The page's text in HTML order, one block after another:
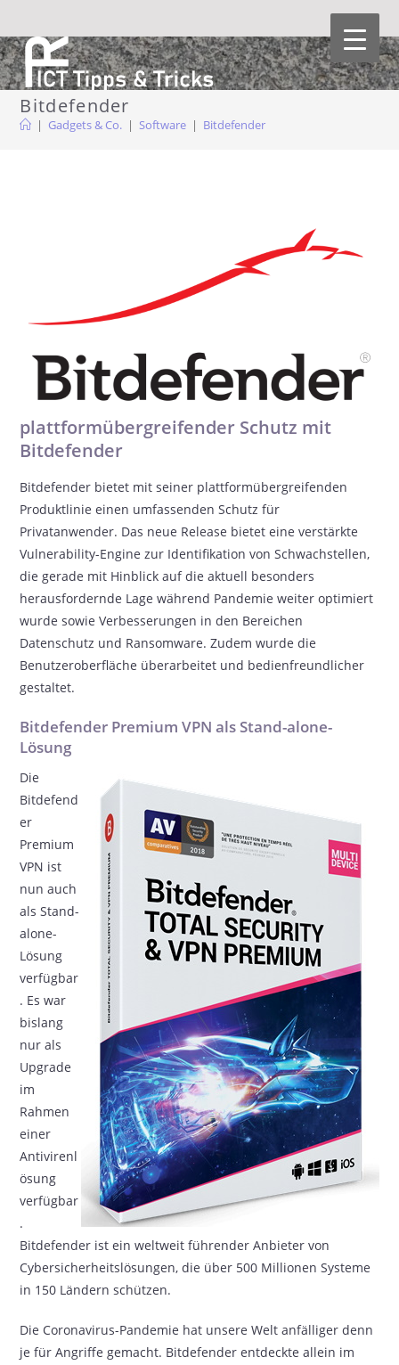
Inhalt
springen
Bitdefender
| Gadgets & Co. | Software | Bitdefender
plattformübergreifender Schutz mit
Bitdefender
Bitdefender bietet mit seiner plattformübergreifenden
Produktlinie einen umfassenden Schutz für
Privatanwender. Das neue Release bietet eine verstärkte
Vulnerability-Engine zur Identifikation von Schwachstellen,
die gerade mit Hinblick auf die aktuell besonders
herausfordernde Lage während Pandemie weiter optimiert
wurde sowie Verbesserungen in den Bereichen
Datenschutz und Ransomware. Zudem wurde die
Benutzeroberfläche überarbeitet und bedienfreundlicher
gestaltet.
Bitdefender Premium VPN als Stand-alone-
Lösung
Die
Bitdefend
er
Premium
VPN ist
nun auch
als Stand-
alone-
Lösung
verfügbar
. Es war
bislang
nur als
Upgrade
im
Rahmen
einer
Antivirenl
ösung
verfügbar
.
Bitdefender ist ein weltweit führender Anbieter von
Cybersicherheitslösungen, die über 500 Millionen Systeme
in 150 Ländern schützen.
Die Coronavirus-Pandemie hat unsere Welt anfälliger denn
je für Angriffe gemacht. Bitdefender entdeckte allein im